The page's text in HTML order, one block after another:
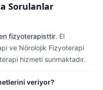
Sorulanlar
fizyoterapisttir. El
ve Nörolojik Fizyoterapi
hizmeti sunmaktadır.
veriyor?